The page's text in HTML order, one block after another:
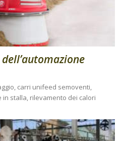
carri unifeed semoventi,
stalla, rilevamento dei calori